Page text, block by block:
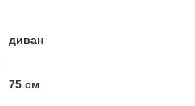
диван
75 см